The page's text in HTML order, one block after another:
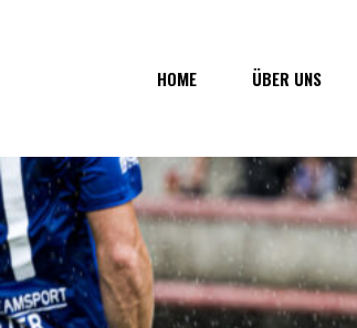
HOME ÜBER UNS
Über uns
Vorstand
Geschichte
Junkerau